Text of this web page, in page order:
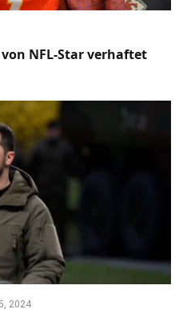
NFL-Star verhaftet
2024